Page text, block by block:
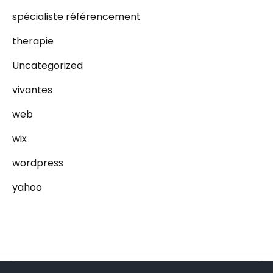
spécialiste référencement
therapie
Uncategorized
vivantes
web
wix
wordpress
yahoo